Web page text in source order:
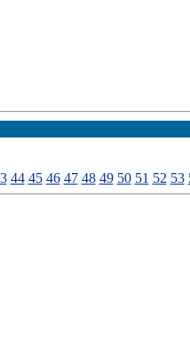
44 45 46 47 48 49 50 51 52 53